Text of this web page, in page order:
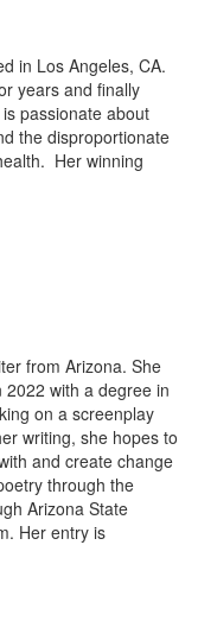
in Los Angeles, CA.
years and finally
passionate about
the disproportionate
Her winning
from Arizona. She
with a degree in
on a screenplay
writing, she hopes to
and create change
through the
Arizona State
Her entry is